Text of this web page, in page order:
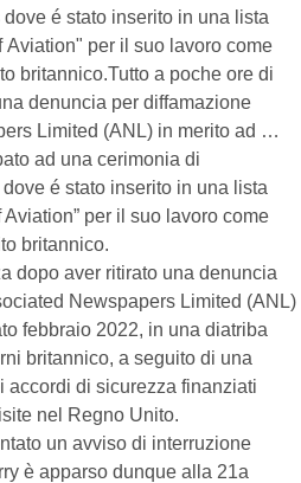
é stato inserito in una lista
per il suo lavoro come
britannico.Tutto a poche ore di
denuncia per diffamazione
Limited (ANL) in merito ad …
ad una cerimonia di
é stato inserito in una lista
per il suo lavoro come
britannico.
dopo aver ritirato una denuncia
Newspapers Limited (ANL)
febbraio 2022, in una diatriba
britannico, a seguito di una
accordi di sicurezza finanziati
nel Regno Unito.
un avviso di interruzione
è apparso dunque alla 21a